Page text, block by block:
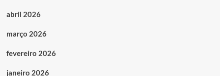
abril 2026
março 2026
fevereiro 2026
janeiro 2026